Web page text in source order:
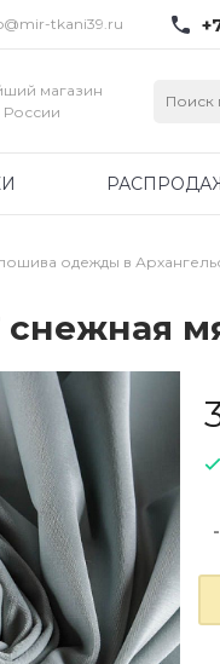
tkani39.ru
магазин
России
одежды в
снежная
-